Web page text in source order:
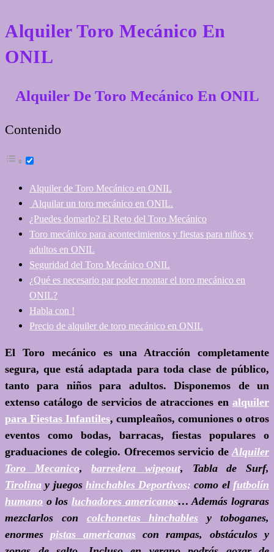
Alquiler Toro Mecánico En
ONIL
Alquiler De Toro Mecánico En ONIL
Contenido
Alquiler de Toro Mecánico en ONIL
Alquilar un toro mecánico en ONIL.
¿Puedes domarlo? El Reto del Toro Mecánico
Toro mecánico para acontecimientos y fiestas para niños y
adultos en ONIL
Seguridad del Toro Mecánico ONIL
¿Qué es necesario par poder montar el toro mecánico en
ONIL?
Habla con !
Precio de alquiler de toro mecánico en ONIL
El Toro mecánico es una Atracción completamente
segura, que está adaptada para toda clase de público,
tanto para niños para adultos. Disponemos de un
extenso catálogo de servicios de atracciones en alquiler
para Fiestas Infantiles, cumpleaños, comuniones o otros
eventos como bodas, barracas, fiestas populares o
graduaciones de colegio. Ofrecemos servicio deAlquiler
Toro Mecanico,barredera wipeout, Tabla de Surf,
Tirolina y juegos hinchables Deportivos; como el futbolín
humano o los luchadores americanos… Además lograras
mezclarlos con colchonetas hinchables y toboganes,
enormespistas americanascon rampas, obstáculos y